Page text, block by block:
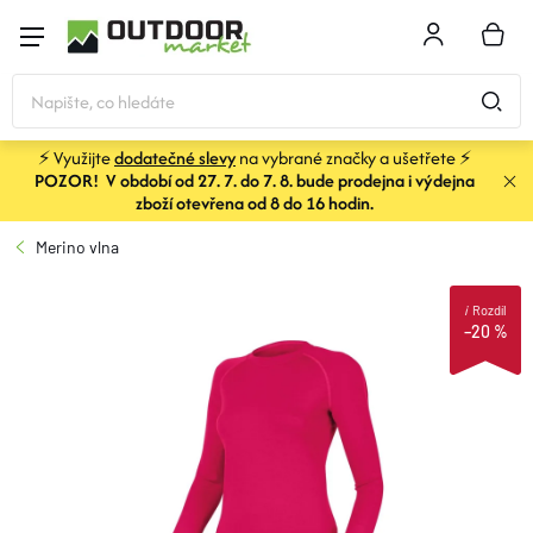
obsah
KOŠÍK
STANY
SPACÁKY
⚡ Využijtedodatečné slevyna vybrané značky a ušetřete ⚡
POZOR! V období od 27. 7. do 7. 8. bude prodejna i výdejna
zboží otevřena od 8 do 16 hodin.
Merino vlna
–20 %
iRozdíl